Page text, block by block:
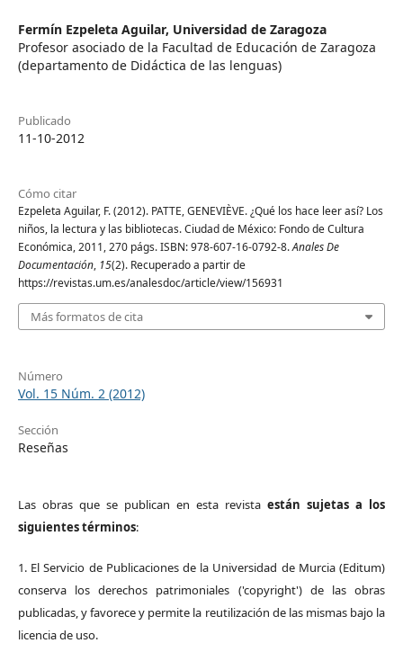
Fermín Ezpeleta Aguilar, Universidad de Zaragoza
Profesor asociado de la Facultad de Educación de Zaragoza
(departamento de Didáctica de las lenguas)
Publicado
11-10-2012
Cómo citar
Ezpeleta Aguilar, F. (2012). PATTE, GENEVIÈVE. ¿Qué los hace leer así? Los
niños, la lectura y las bibliotecas. Ciudad de México: Fondo de Cultura
Económica, 2011, 270 págs. ISBN: 978-607-16-0792-8.Anales De
Documentación, 15(2). Recuperado a partir de
https://revistas.um.es/analesdoc/article/view/156931
Más formatos de cita
Número
Vol. 15 Núm. 2 (2012)
Sección
Reseñas
Las obras que se publican en esta revista están sujetas a los
siguientes términos:
1. El Servicio de Publicaciones de la Universidad de Murcia (Editum)
conserva los derechos patrimoniales ('copyright') de las obras
publicadas, y favorece y permite la reutilización de las mismas bajo la
licencia de uso.